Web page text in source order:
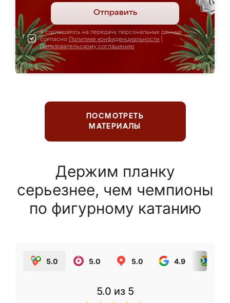
Отправить
Я соглашаюсь на передачу персональных данных
согласно Политике конфиденциальности
Пользовательскому соглашению
ПОСМОТРЕТЬ
МАТЕРИАЛЫ
Держим планку
серьезнее, чем чемпионы
по фигурному катанию
5.0 5.0 5.0 4.9
5.0 из 5